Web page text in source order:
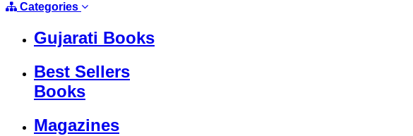
Categories
Gujarati Books
Best Sellers
Books
Magazines